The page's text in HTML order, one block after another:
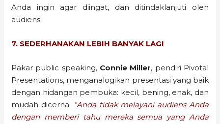
Anda ingin agar diingat, dan ditindaklanjuti oleh
audiens.
7. SEDERHANAKAN LEBIH BANYAK LAGI
Pakar public speaking, Connie Miller, pendiri Pivotal
Presentations, menganalogikan presentasi yang baik
dengan hidangan pembuka: kecil, bening, enak, dan
mudah dicerna. “Anda tidak melayani audiens Anda
dengan memberi tahu mereka semua yang Anda